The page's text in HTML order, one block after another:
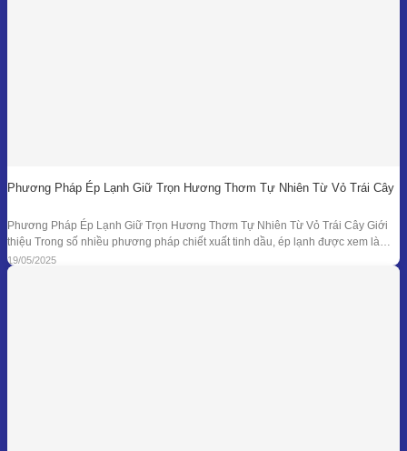
Phương Pháp Ép Lạnh Giữ Trọn Hương Thơm Tự Nhiên Từ Vỏ Trái Cây
Phương Pháp Ép Lạnh Giữ Trọn Hương Thơm Tự Nhiên Từ Vỏ Trái Cây Giới
thiệu Trong số nhiều phương pháp chiết xuất tinh dầu, ép lạnh được xem là
một trong những kỹ thuật đối với nguyên liệu đặc thù – đặc biệt là vỏ các loại
quả có mùi hương tươi mát như
19/05/2025